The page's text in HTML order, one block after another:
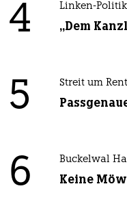
4 Linken-
„Dem
5 Streit um
6 Buckelwal
Keine